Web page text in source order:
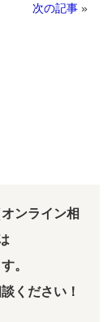
次の記事 »
ンライン相
。
ください！